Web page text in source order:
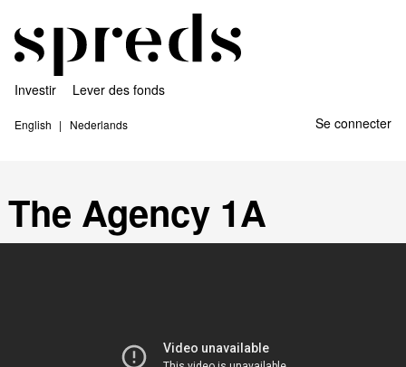
Investir Lever des fonds
English Nederlands Se connecter
The Agency 1A